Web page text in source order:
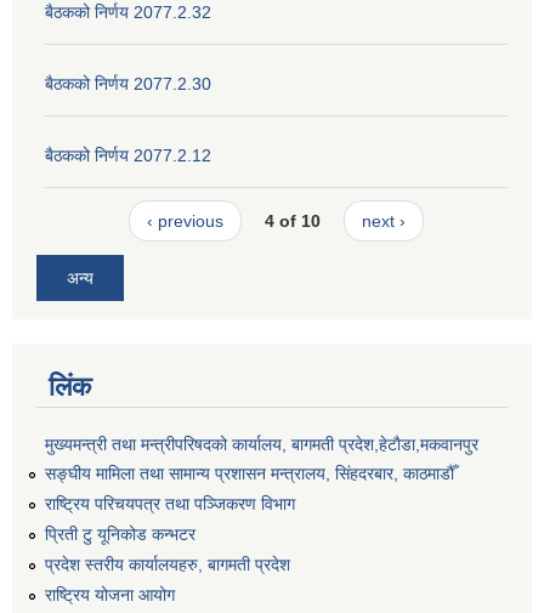
बैठकको निर्णय 2077.2.32
बैठकको निर्णय 2077.2.30
बैठकको निर्णय 2077.2.12
‹ previous 4 of 10 next ›
अन्य
लिंक
मुख्यमन्त्री तथा मन्त्रीपरिषदको कार्यालय, बागमती प्रदेश,हेटाैडा,मकवानपुर
सङ्‍घीय मामिला तथा सामान्य प्रशासन मन्त्रालय, सिंहदरबार, काठमाडौँ
राष्ट्रिय परिचयपत्र तथा पञ्जिकरण विभाग
प्रिती टु यूनिकोड कन्भटर
प्रदेश स्तरीय कार्यालयहरु, बागमती प्रदेश
राष्ट्रिय योजना आयोग